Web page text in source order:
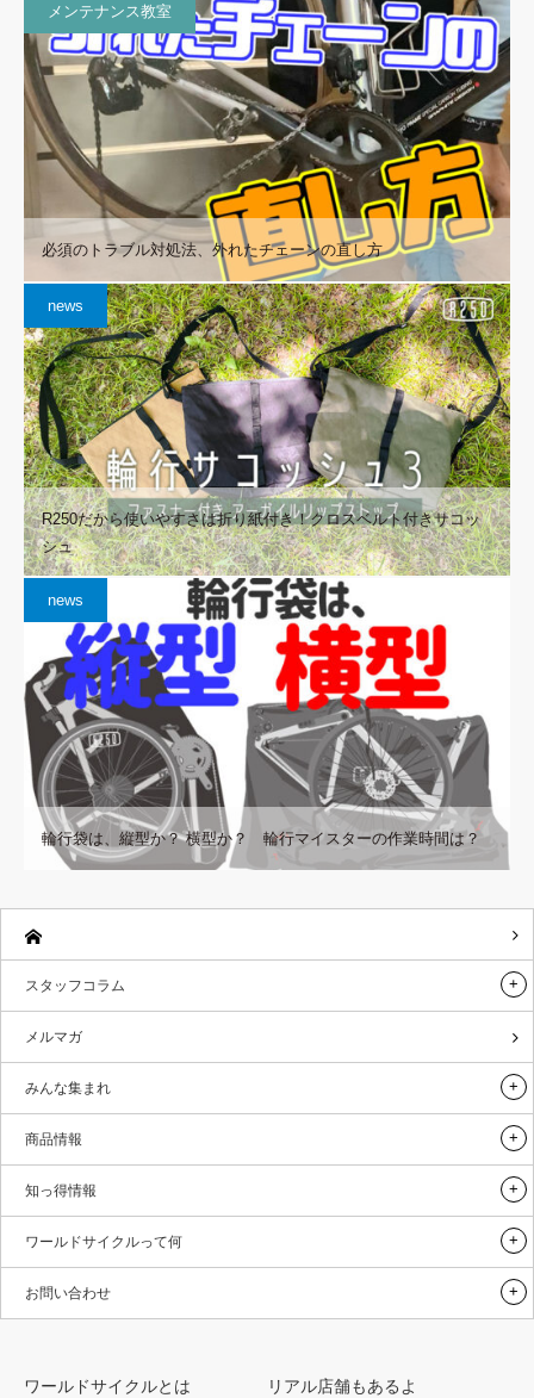
メンテナンス教室
必須のトラブル対処法、外れたチェーンの直し方
news
R250だから使いやすさは折り紙付き！クロスベルト付きサコッ
シュ
news
輪行袋は、縦型か？ 横型か？ 輪行マイスターの作業時間は？
スタッフコラム
メルマガ
みんな集まれ
商品情報
知っ得情報
ワールドサイクルって何
お問い合わせ
ワールドサイクルとは リアル店舗もあるよ